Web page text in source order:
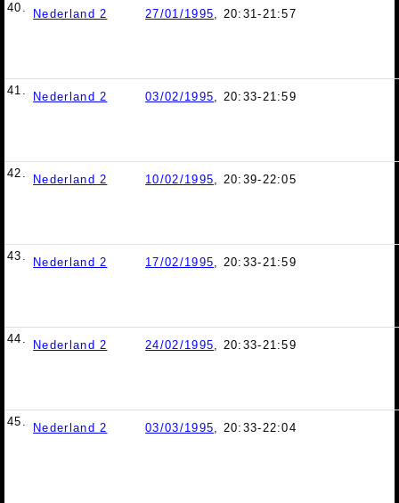
40. Nederland 2 27/01/1995, 20:31-21:57
41. Nederland 2 03/02/1995, 20:33-21:59
42. Nederland 2 10/02/1995, 20:39-22:05
43. Nederland 2 17/02/1995, 20:33-21:59
44. Nederland 2 24/02/1995, 20:33-21:59
45. Nederland 2 03/03/1995, 20:33-22:04